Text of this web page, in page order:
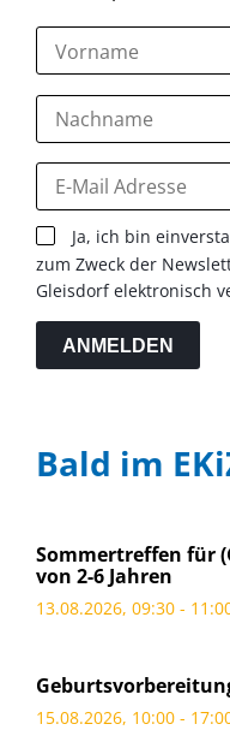
Ja, ich bin
zum Zweck der
Gleisdorf elektronisch
ANMELDEN
Bald im
Sommertreffen für
von 2-6 Jahren
13.08.2026, 09:30 -
15.08.2026, 10:00 -